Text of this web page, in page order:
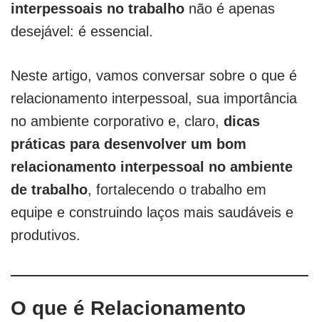
interpessoais no trabalho não é apenas
desejável: é essencial.
Neste artigo, vamos conversar sobre o que é
relacionamento interpessoal, sua importância
no ambiente corporativo e, claro, dicas
práticas para desenvolver um bom
relacionamento interpessoal no ambiente
de trabalho, fortalecendo o trabalho em
equipe e construindo laços mais saudáveis e
produtivos.
O que é Relacionamento